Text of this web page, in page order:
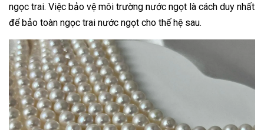
ngọc trai. Việc bảo vệ môi trường nước ngọt là cách duy nhất
để bảo toàn ngọc trai nước ngọt cho thế hệ sau.